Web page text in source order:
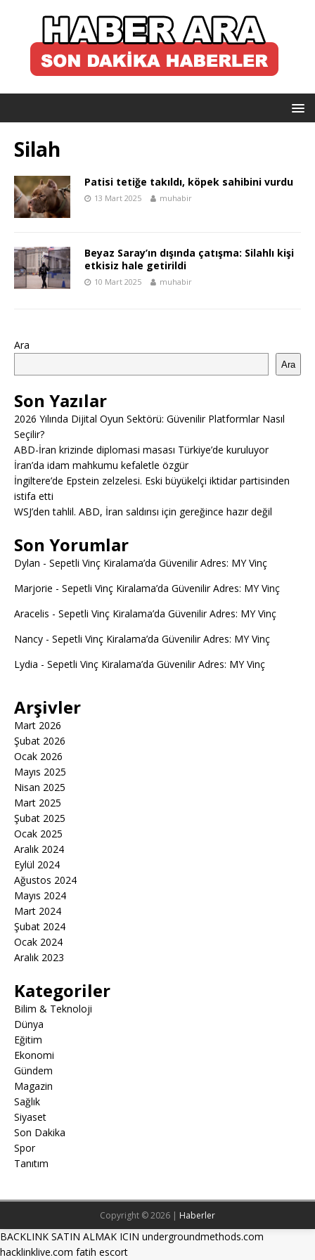
Silah
Patisi tetiğe takıldı, köpek sahibini vurdu
13 Mart 2025 muhabir
Beyaz Saray’ın dışında çatışma: Silahlı kişi
etkisiz hale getirildi
10 Mart 2025 muhabir
Ara
Ara
Son Yazılar
2026 Yılında Dijital Oyun Sektörü: Güvenilir Platformlar Nasıl
Seçilir?
ABD-İran krizinde diplomasi masası Türkiye’de kuruluyor
İran’da idam mahkumu kefaletle özgür
İngiltere’de Epstein zelzelesi. Eski büyükelçi iktidar partisinden
istifa etti
WSJ’den tahlil. ABD, İran saldırısı için gereğince hazır değil
Son Yorumlar
Dylan - Sepetli Vinç Kiralama’da Güvenilir Adres: MY Vinç
Marjorie - Sepetli Vinç Kiralama’da Güvenilir Adres: MY Vinç
Aracelis - Sepetli Vinç Kiralama’da Güvenilir Adres: MY Vinç
Nancy - Sepetli Vinç Kiralama’da Güvenilir Adres: MY Vinç
Lydia - Sepetli Vinç Kiralama’da Güvenilir Adres: MY Vinç
Arşivler
Mart 2026
Şubat 2026
Ocak 2026
Mayıs 2025
Nisan 2025
Mart 2025
Şubat 2025
Ocak 2025
Aralık 2024
Eylül 2024
Ağustos 2024
Mayıs 2024
Mart 2024
Şubat 2024
Ocak 2024
Aralık 2023
Kategoriler
Bilim & Teknoloji
Dünya
Eğitim
Ekonomi
Gündem
Magazin
Sağlık
Siyaset
Son Dakika
Spor
Tanıtım
Copyright © 2026 | Haberler
BACKLINK SATIN ALMAK ICIN undergroundmethods.com
hacklinklive.com fatih escort